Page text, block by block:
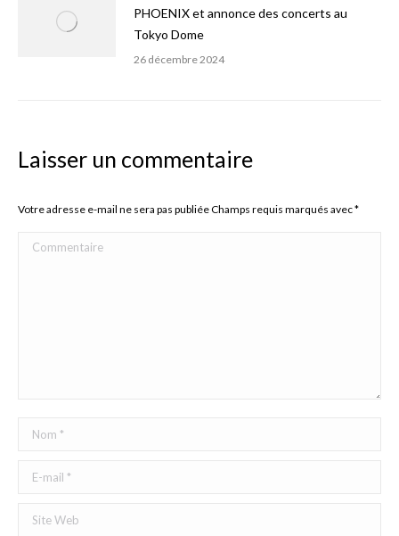
PHOENIX et annonce des concerts au
Tokyo Dome
26 décembre 2024
Laisser un commentaire
Votre adresse e-mail ne sera pas publiée Champs requis marqués avec*
Commentaire
Nom *
E-mail *
Site Web